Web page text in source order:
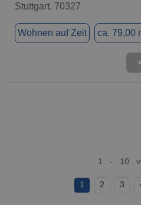
Stuttgart, 70327
Wohnen auf Zeit ca. 79,00
1 - 10
1 2 3